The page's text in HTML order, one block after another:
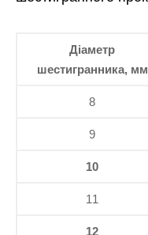
Діаметр
шестигранника, мм
8
9
10
11
12